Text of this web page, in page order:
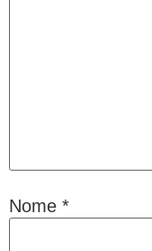
Nome *